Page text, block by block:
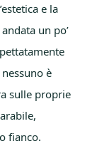
e la
un po’
è
sulle proprie
fianco.